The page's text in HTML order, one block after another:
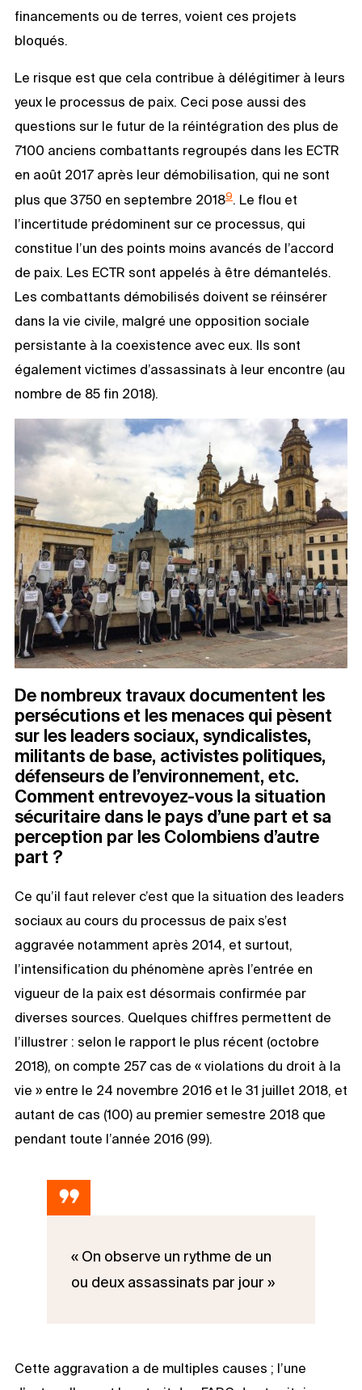
financements ou de terres, voient ces projets
bloqués.
Le risque est que cela contribue à délégitimer à leurs
yeux le processus de paix. Ceci pose aussi des
questions sur le futur de la réintégration des plus de
7100 anciens combattants regroupés dans les ECTR
en août 2017 après leur démobilisation, qui ne sont
plus que 3750 en septembre 20189. Le flou et
l’incertitude prédominent sur ce processus, qui
constitue l’un des points moins avancés de l’accord
de paix. Les ECTR sont appelés à être démantelés.
Les combattants démobilisés doivent se réinsérer
dans la vie civile, malgré une opposition sociale
persistante à la coexistence avec eux. Ils sont
également victimes d’assassinats à leur encontre (au
nombre de 85 fin 2018).
De nombreux travaux documentent les
persécutions et les menaces qui pèsent
sur les leaders sociaux, syndicalistes,
militants de base, activistes politiques,
défenseurs de l’environnement, etc.
Comment entrevoyez-vous la situation
sécuritaire dans le pays d’une part et sa
perception par les Colombiens d’autre
part ?
Ce qu’il faut relever c’est que la situation des leaders
sociaux au cours du processus de paix s’est
aggravée notamment après 2014, et surtout,
l’intensification du phénomène après l’entrée en
vigueur de la paix est désormais confirmée par
diverses sources. Quelques chiffres permettent de
l’illustrer : selon le rapport le plus récent (octobre
2018), on compte 257 cas de « violations du droit à la
vie » entre le 24 novembre 2016 et le 31 juillet 2018, et
autant de cas (100) au premier semestre 2018 que
pendant toute l’année 2016 (99).
« On observe un rythme de un
ou deux assassinats par jour »
Cette aggravation a de multiples causes ; l’une